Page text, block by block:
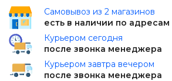
Самовывоз из 2 магазинов
есть в наличии по адресам
Курьером сегодня
после звонка менеджера
Курьером завтра вечером
после звонка менеджера